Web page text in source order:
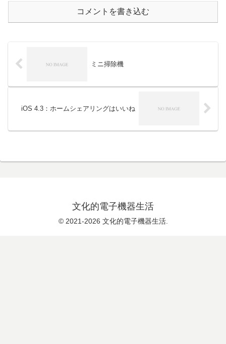
コメントを書き込む
ミニ掃除機
iOS 4.3：ホームシェアリングはいいね
文化的電子機器生活
© 2021-2026 文化的電子機器生活.